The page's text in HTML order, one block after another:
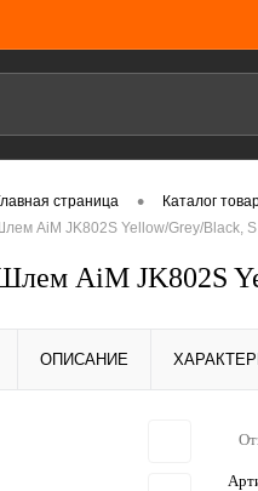
страница • Каталог
AiM JK802S Yellow/Grey/Black, S
AiM JK802S
ОПИСАНИЕ